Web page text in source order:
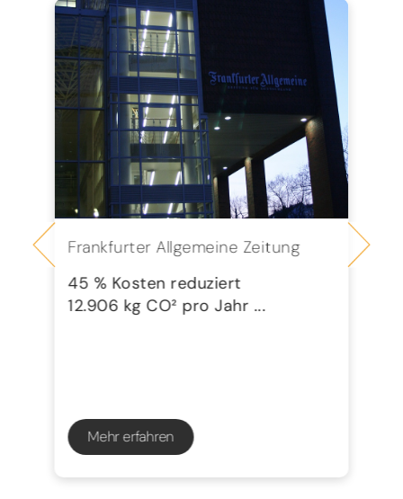
Frankfurter Allgemeine Zeitung
45 % Kosten reduziert
12.906 kg CO² pro Jahr ...
Mehr erfahren